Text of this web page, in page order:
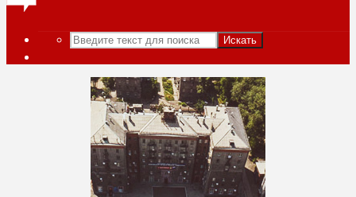
Искать